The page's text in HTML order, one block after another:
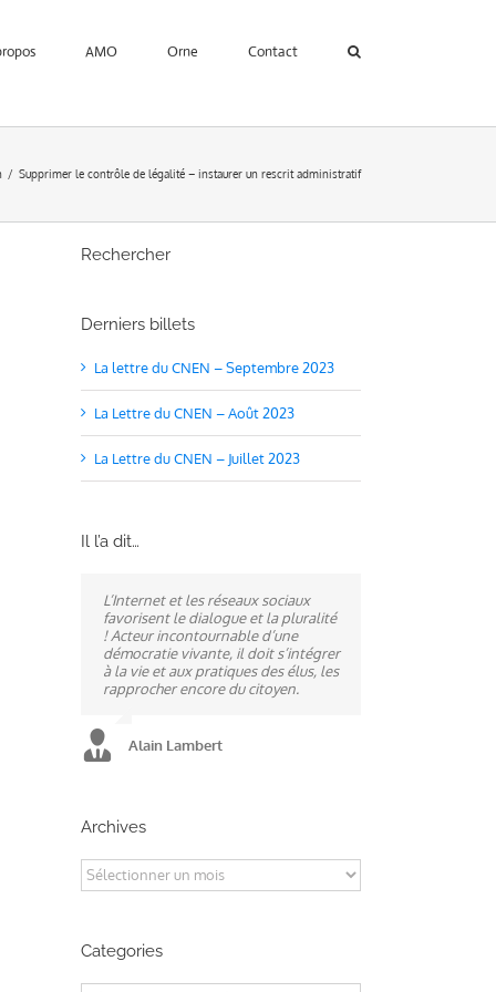
AMO Orne Contact
Supprimer le contrôle de légalité – instaurer un rescrit administratif
Rechercher
Derniers billets
La lettre du CNEN – Septembre 2023
La Lettre du CNEN – Août 2023
La Lettre du CNEN – Juillet 2023
Il l’a dit…
L’Internet et les réseaux sociaux
favorisent le dialogue et la pluralité
! Acteur incontournable d’une
démocratie vivante, il doit s’intégrer
à la vie et aux pratiques des élus, les
rapprocher encore du citoyen.
Alain Lambert
Ne pas subir, mais construire son
destin, telle est la philosophie qui
n’a cessé de mobiliser la ville
d’Alençon, son agglomération et
ses élus.
A mes yeux, la politique est
synonyme de service : un sénateur
doit être au service des élus et des
communes comme un maire sait si
bien l’être au service des habitants.
Archives
Archives
Categories